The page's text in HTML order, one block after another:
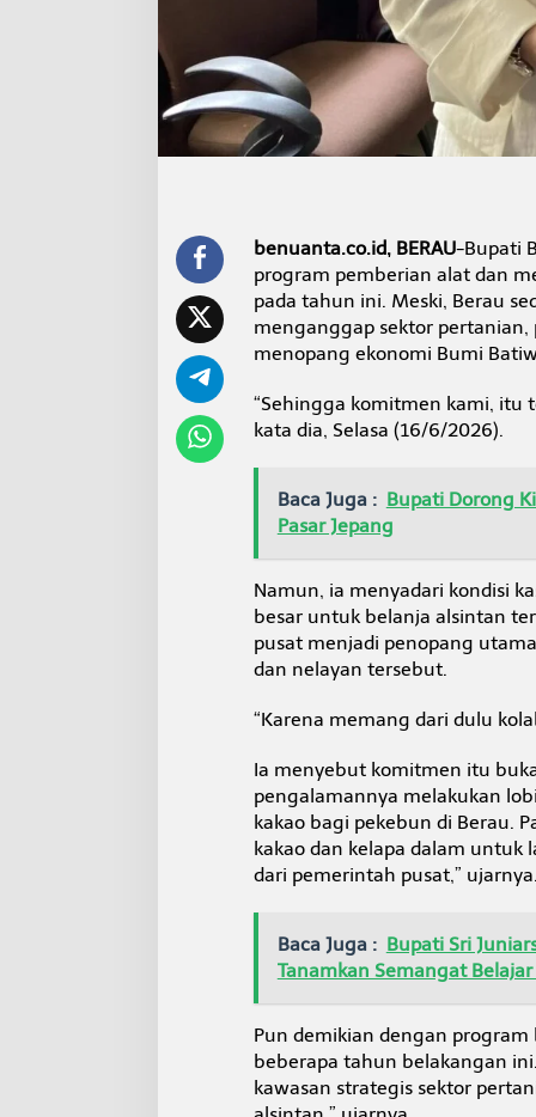
l
s
i
a
n
b
P
t
a
n
i
t
a
r
l
a
benuanta.co.id, BERAU-Bupati
program pemberian alat dan
pada tahun ini. Meski, Berau
menganggap sektor
menopang ekonomi Bumi
“Sehingga komitmen kami, itu
kata dia, Selasa (16/6/2026).
Baca Juga : Bupati Dorong
Pasar Jepang
Namun, ia menyadari kondisi
besar untuk belanja alsintan
pusat menjadi penopang
dan nelayan tersebut.
“Karena memang dari dulu
Ia menyebut komitmen itu
pengalamannya melakukan
kakao bagi pekebun di Berau.
kakao dan kelapa dalam
dari pemerintah pusat,” ujarnya.
Baca Juga : Bupati Sri
Tanamkan Semangat Belajar
Pun demikian dengan
beberapa tahun belakangan
kawasan strategis sektor